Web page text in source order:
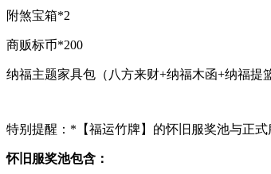
附煞宝箱*2
商贩标币*200
纳福主题家具包（八方来财+纳福木函+纳福提
特别提醒：*【福运竹牌】的怀旧服奖池与正
怀旧服奖池包含：